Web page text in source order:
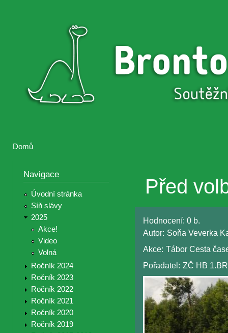
Brontosaurus
Brontosaurus
Domů
Navigace
Úvodní stránka
Síň slávy
2025
Akce!
Video
Volná
Ročník 2024
Ročník 2023
Ročník 2022
Ročník 2021
Ročník 2020
Ročník 2019
Před
Hodnocení: 0 b.
Autor: Soňa Veverka
Akce: Tábor Cesta
Pořadatel: ZČ HB